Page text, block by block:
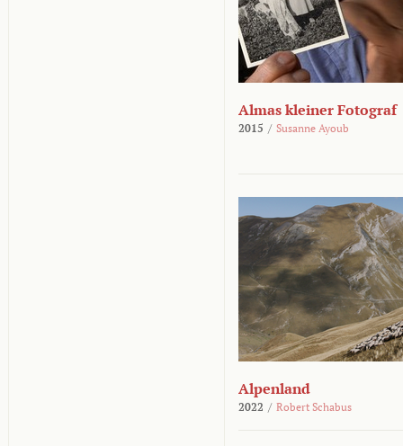
Almas kleiner Fotograf
2015 / Susanne Ayoub
Alpenland
2022 / Robert Schabus